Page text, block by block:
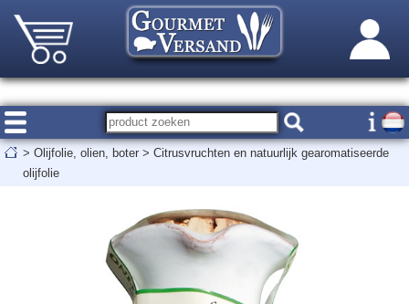
> Olijfolie, olien, boter > Citrusvruchten en natuurlijk gearomatiseerde
olijfolie